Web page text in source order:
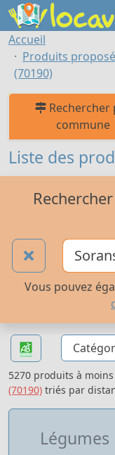
Accueil
Produits
(70190)
Rechercher
commune
Liste des
Vous pouvez
5270 produits à
(70190) triés par
Légumes